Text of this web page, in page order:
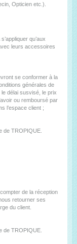
Opticien etc.).
qu’aux
leurs accessoires
se conformer à la
générales de
délai susvisé, le prix
ou remboursé par
l’espace client ;
de TROPIQUE.
de la réception
retourner ses
du client.
de TROPIQUE.